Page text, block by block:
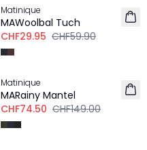
Matinique
MAWoolbal Tuch
CHF29.95 CHF59.90
-50%
Matinique
MARainy Mantel
CHF74.50 CHF149.00